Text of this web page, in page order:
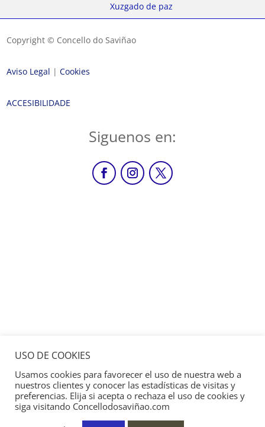
Xuzgado de paz
Copyright © Concello do Saviñao
Aviso Legal |Cookies
ACCESIBILIDADE
Siguenos en:
USO DE COOKIES
Usamos cookies para favorecer el uso de nuestra web a
nuestros clientes y conocer las estadísticas de visitas y
preferencias. Elija si acepta o rechaza el uso de cookies y
siga visitando Concellodosaviñao.com